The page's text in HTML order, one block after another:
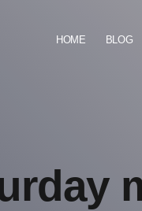
HOME BLOG